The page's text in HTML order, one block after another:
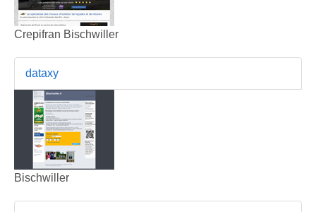
Crepifran Bischwiller
dataxy
Bischwiller